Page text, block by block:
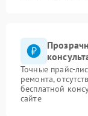
Точные прайс-
ремонта,
бесплатной
сайте